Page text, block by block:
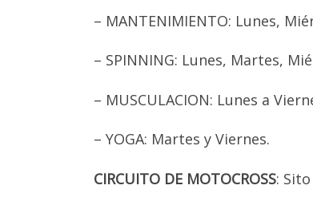
– MANTENIMIENTO: Lunes,
– SPINNING: Lunes, Martes,
– MUSCULACION: Lunes a
– YOGA: Martes y Viernes.
CIRCUITO DE MOTOCROSS: